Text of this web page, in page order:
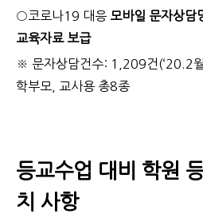
○코로나19 대응 모바일 문자상담
교육자료 보급
※ 문자상담건수: 1,209건(‘20.2
학부모, 교사용 총8종
등교수업 대비 학원
치 사항